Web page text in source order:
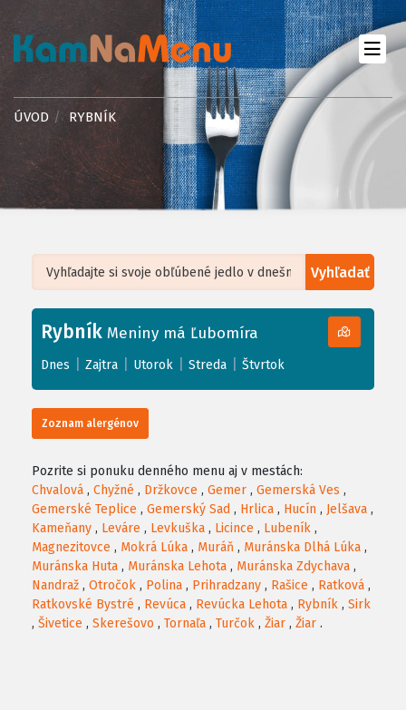
ÚVOD RYBNÍK
Vyhľadať
+
−
Leaflet| ©OpenStreetMap, Tiles courtesy ofHumanitarian OpenStreetMap
Rybník Meniny má Ľubomíra
Dnes Zajtra Utorok Streda Štvrtok
Zoznam alergénov
Pozrite si ponuku denného menu aj v mestách:
Chvalová , Chyžné , Držkovce , Gemer , Gemerská Ves ,
Gemerské Teplice , Gemerský Sad , Hrlica , Hucín , Jelšava ,
Kameňany , Leváre , Levkuška , Licince , Lubeník ,
Magnezitovce , Mokrá Lúka , Muráň , Muránska Dlhá Lúka ,
Muránska Huta , Muránska Lehota , Muránska Zdychava ,
Nandraž , Otročok , Polina , Prihradzany , Rašice , Ratková ,
Ratkovské Bystré , Revúca , Revúcka Lehota , Rybník , Sirk
, Šivetice , Skerešovo , Tornaľa , Turčok , Žiar , Žiar .